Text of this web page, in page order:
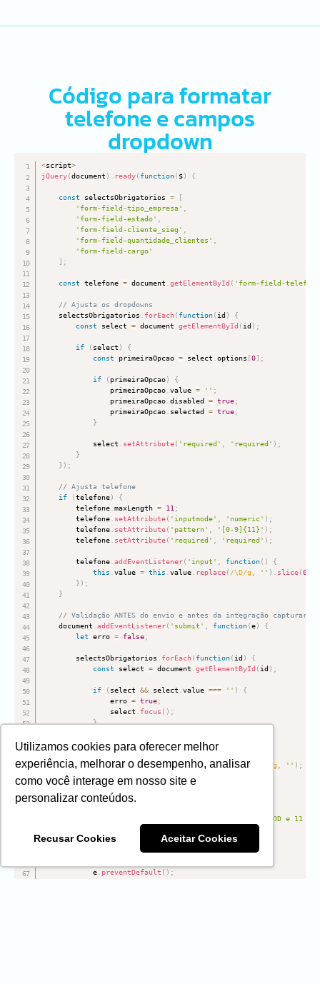
Utilizamos cookies para oferecer melhor
experiência, melhorar o desempenho, analisar
como você interage em nosso site e
personalizar conteúdos.
Recusar Cookies Aceitar Cookies
Código para formatar
telefone e campos
dropdown
<script>
jQuery(document ) ready( function( $) {
const selectsObrigatorios =
[
'form-field-tipo_empresa'
'form-field-estado'
'form-field-cliente_sieg'
'form-field-quantidade_clientes'
'form-field-cargo'
] ;
const telefone = document getElementById ( 'form-field-
// Ajusta os dropdowns
    selectsObrigatorios
forEach ( function( id )
{
const select = document getElementById ( id ) ;
if ( select )
{
const primeiraOpcao = select options [0] ;
if ( primeiraOpcao)
{
                primeiraOpcao
value = '' ;
                primeiraOpcao
disabled = true;
                primeiraOpcao
selected = true;
}
            select
setAttribute( 'required' 'required' ) ;
}
} ) ;
// Ajusta telefone
if
(telefone)
{
        telefone
maxLength = 11 ;
        telefone
setAttribute( 'inputmode' 'numeric' ) ;
        telefone
setAttribute( 'pattern' '[0-9]{11}' ) ;
        telefone
setAttribute( 'required' 'required' ) ;
        telefone
addEventListener( 'input' function( )
{
this
value = this value replace( /\D/g '' ) slice(0
} ) ;
}
// Validação ANTES do envio e antes da integração capturar
    document
addEventListener( 'submit' function(e)
{
let erro = false;
        selectsObrigatorios
forEach ( function( id )
{
const select = document getElementById ( id ) ;
if ( select && select value === '' )
{
                erro
= true;
                select
focus ( ) ;
}
telefone
const numero = telefone .value .replace g '' ) ;
if (numero . length !== 11
                erro
=
'Digite um telefone válido com DDD e 11
}
            e
preventDefault ( ) ;